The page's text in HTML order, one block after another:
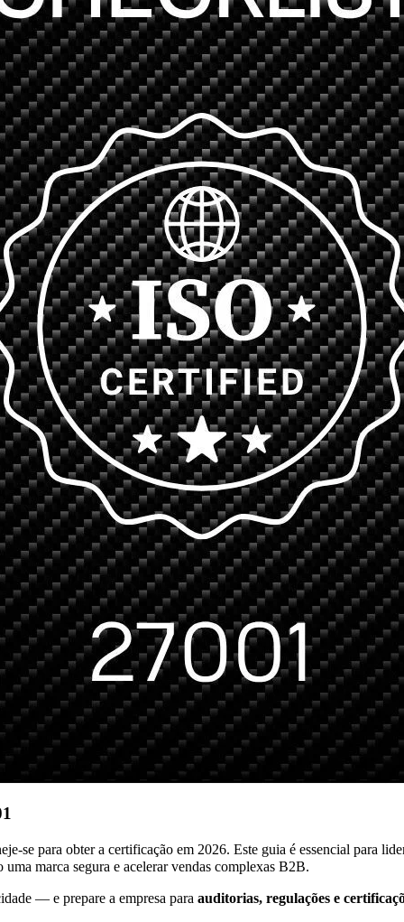
se para obter a certificação em 2026. Este guia é essencial para
uma marca segura e acelerar vendas complexas B2B.
— e prepare a empresa para auditorias, regulações e